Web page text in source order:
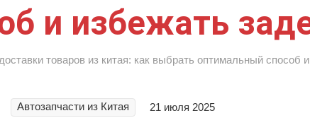
и избежать
товаров из китая: как выбрать оптимальный способ
Автозапчасти из Китая 21 июля 2025